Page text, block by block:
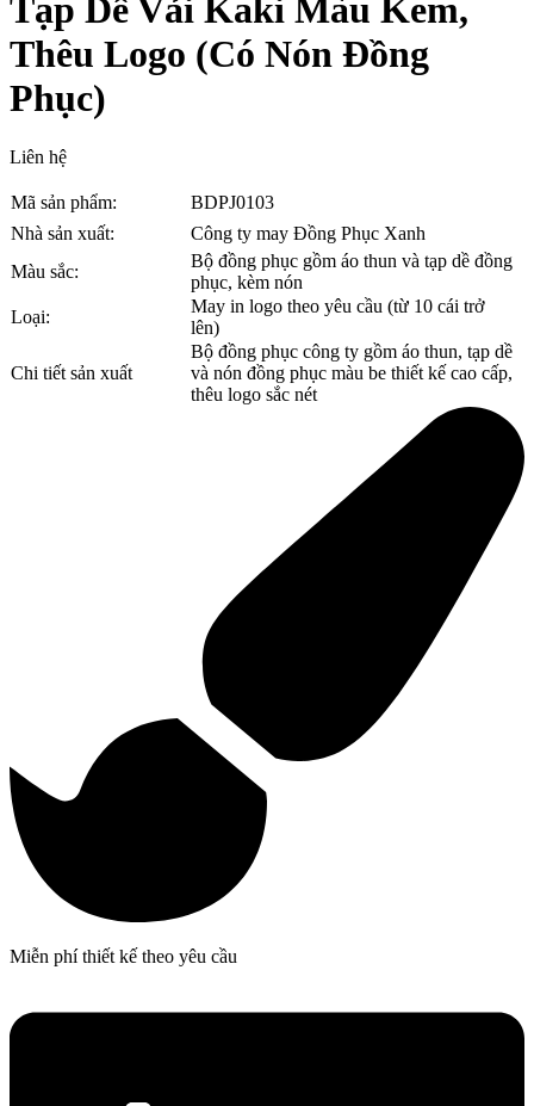
Tạp Dề Vải Kaki Màu Kem,
Thêu Logo (Có Nón Đồng
Phục)
Liên hệ
Mã sản phẩm:
BDPJ0103
Nhà sản xuất:
Công ty may Đồng Phục Xanh
Màu sắc:
Bộ đồng phục gồm áo thun và tạp dề đồng
phục, kèm nón
Loại:
May in logo theo yêu cầu (từ 10 cái trở
lên)
Chi tiết sản xuất
Bộ đồng phục công ty gồm áo thun, tạp dề
và nón đồng phục màu be thiết kế cao cấp,
thêu logo sắc nét
Miễn phí thiết kế theo yêu cầu